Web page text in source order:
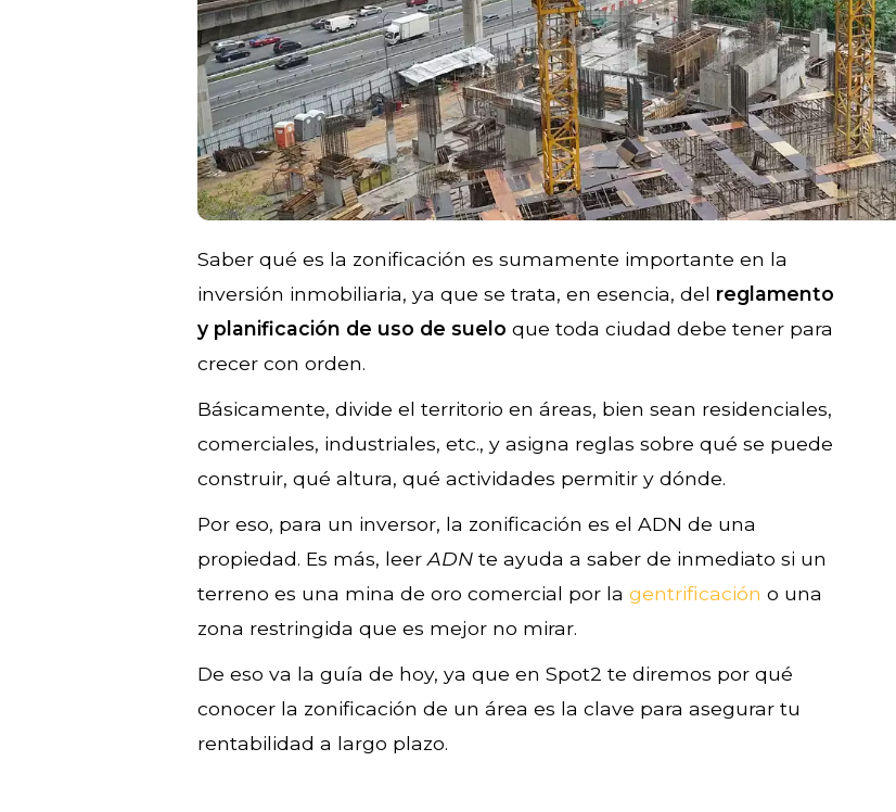
Saber qué es la zonificación es sumamente importante en la
inversión inmobiliaria, ya que se trata, en esencia, del reglamento
y planificación de uso de suelo que toda ciudad debe tener para
crecer con orden.
Básicamente, divide el territorio en áreas, bien sean residenciales,
comerciales, industriales, etc., y asigna reglas sobre qué se puede
construir, qué altura, qué actividades permitir y dónde.
Por eso, para un inversor, la zonificación es el ADN de una
propiedad. Es más, leerADN te ayuda a saber de inmediato si un
terreno es una mina de oro comercial por lagentrificación o una
zona restringida que es mejor no mirar.
De eso va la guía de hoy, ya que en Spot2 te diremos por qué
conocer la zonificación de un área es la clave para asegurar tu
rentabilidad a largo plazo.